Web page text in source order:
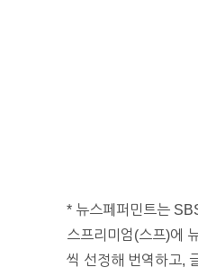
* 뉴스페퍼민트는
스프리미엄(스프)에
씩 선정해 번역하고,